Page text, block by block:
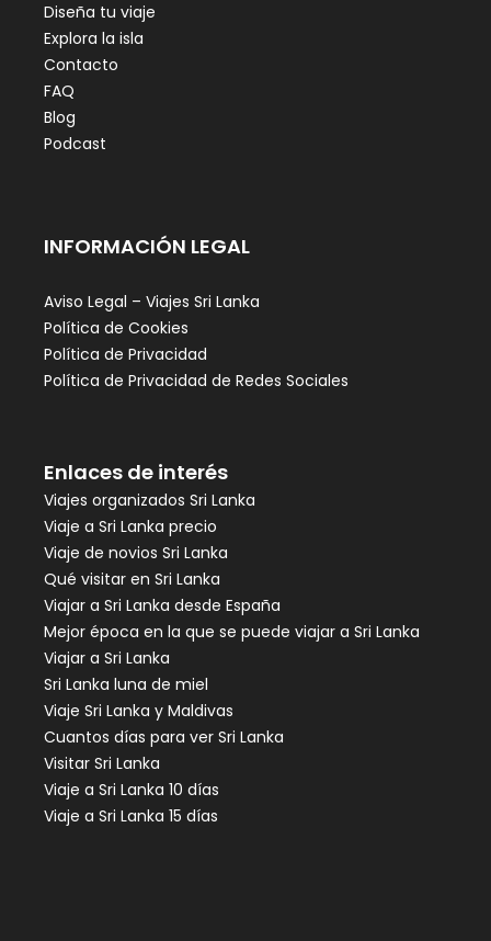
Diseña tu viaje
Explora la isla
Contacto
FAQ
Blog
Podcast
INFORMACIÓN LEGAL
Aviso Legal – Viajes Sri Lanka
Política de Cookies
Política de Privacidad
Política de Privacidad de Redes Sociales
Enlaces de interés
Viajes organizados Sri Lanka
Viaje a Sri Lanka precio
Viaje de novios Sri Lanka
Qué visitar en Sri Lanka
Viajar a Sri Lanka desde España
Mejor época en la que se puede viajar a Sri Lanka
Viajar a Sri Lanka
Sri Lanka luna de miel
Viaje Sri Lanka y Maldivas
Cuantos días para ver Sri Lanka
Visitar Sri Lanka
Viaje a Sri Lanka 10 días
Viaje a Sri Lanka 15 días